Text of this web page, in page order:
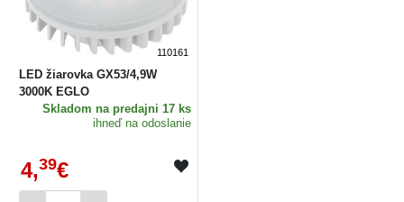
110161
LED žiarovka GX53/4,9W
3000K EGLO
Skladom na predajni 17 ks
ihneď na odoslanie
4,39€